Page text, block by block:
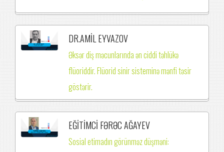
DR.AMİL EYVAZOV
Əksər diş məcunlarında ən ciddi təhlükə
flüoriddir. Flüorid sinir sisteminə mənfi təsir
göstərir.
EĞİTİMCİ FƏRƏC AĞAYEV
Sosial etimadın görünməz düşməni: